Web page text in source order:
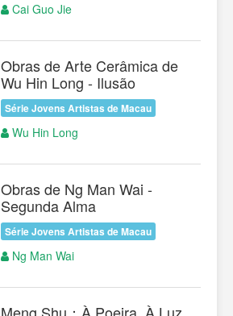
Cai Guo Jie
Obras de Arte Cerâmica de
Wu Hin Long - Ilusão
Série Jovens Artistas de Macau
Wu Hin Long
Obras de Ng Man Wai -
Segunda Alma
Série Jovens Artistas de Macau
Ng Man Wai